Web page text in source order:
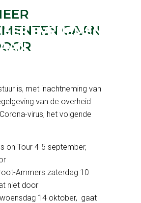
EVENEMEN
NIET DOOR
GAAN
is, met inachtneming van
van de overheid
virus, het volgende
on Tour 4-5 september,
Ammers zaterdag 10
niet door
14 oktober, gaat